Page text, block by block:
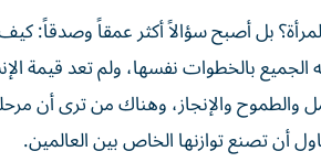
بل أصبح سؤالاً أكثر عمقاً وصدقاً:
الجميع بالخطوات نفسها، ولم تعد قيمة
والطموح والإنجاز، وهناك من ترى أن
أن تصنع توازنها الخاص بين العالمين.